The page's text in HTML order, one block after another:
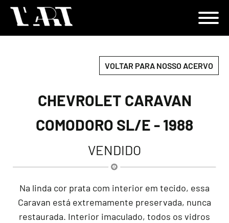
VOLTAR PARA NOSSO ACERVO
CHEVROLET CARAVAN
COMODORO SL/E - 1988
VENDIDO
Na linda cor prata com interior em tecido, essa
Caravan está extremamente preservada, nunca
restaurada. Interior imaculado, todos os vidros